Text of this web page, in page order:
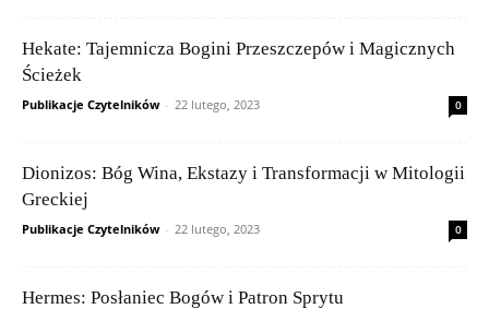
Hekate: Tajemnicza Bogini Przeszczepów i Magicznych
Ścieżek
Publikacje Czytelników - 22 lutego, 2023 0
Dionizos: Bóg Wina, Ekstazy i Transformacji w Mitologii
Greckiej
Publikacje Czytelników - 22 lutego, 2023 0
Hermes: Posłaniec Bogów i Patron Sprytu